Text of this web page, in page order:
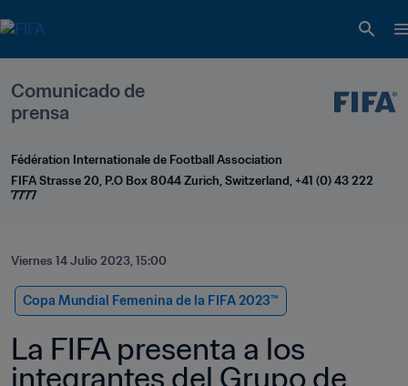
Comunicado de
prensa
Fédération Internationale de Football Association
FIFA Strasse 20, P.O Box 8044 Zurich, Switzerland, +41 (0) 43 222
7777
Viernes 14 Julio 2023, 15:00
Copa Mundial Femenina de la FIFA 2023™
La FIFA presenta a los
integrantes del Grupo de